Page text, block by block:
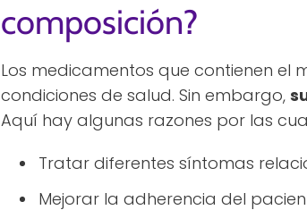
composición?
Los medicamentos que contienen el
condiciones de salud. Sin embargo,
Aquí hay algunas razones por las
Tratar diferentes síntomas
Mejorar la adherencia del